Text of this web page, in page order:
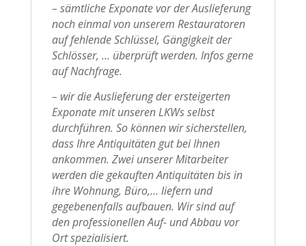
– sämtliche Exponate vor der Auslieferung
noch einmal von unserem Restauratoren
auf fehlende Schlüssel, Gängigkeit der
Schlösser, … überprüft werden. Infos gerne
auf Nachfrage.
– wir die Auslieferung der ersteigerten
Exponate mit unseren LKWs selbst
durchführen. So können wir sicherstellen,
dass Ihre Antiquitäten gut bei Ihnen
ankommen. Zwei unserer Mitarbeiter
werden die gekauften Antiquitäten bis in
ihre Wohnung, Büro,… liefern und
gegebenenfalls aufbauen. Wir sind auf
den professionellen Auf- und Abbau vor
Ort spezialisiert.